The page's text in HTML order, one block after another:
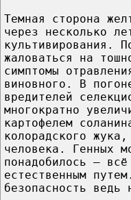
Темная сторона
через несколько
культивирования.
жаловаться на
симптомы
виновного. В
вредителей
многократно
картофелем
колорадского
человека. Генных
понадобилось —
естественным
безопасность